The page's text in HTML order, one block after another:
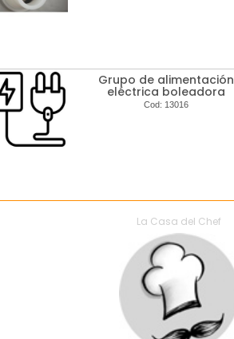
La Casa del Chef
Grupo de alimentación
eléctrica boleadora
Cod: 13016